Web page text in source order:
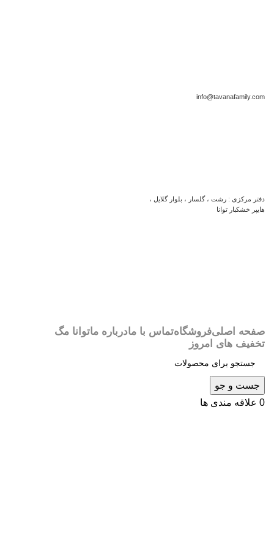
info@tavanafamily.com
دفتر مرکزی : رشت ، گلسار ، بلوار گلایل ،
هایپر خشکبار توانا
صفحه اصلیفروشگاهتماس با مادرباره ماتوانا مگ
تخفیف های امروز
جست و جو
0 علاقه مندی ها